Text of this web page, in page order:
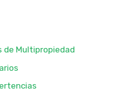
de Multipropiedad